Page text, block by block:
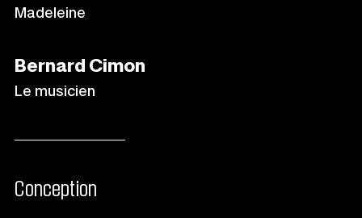
Madeleine
Bernard Cimon
Le musicien
Conception